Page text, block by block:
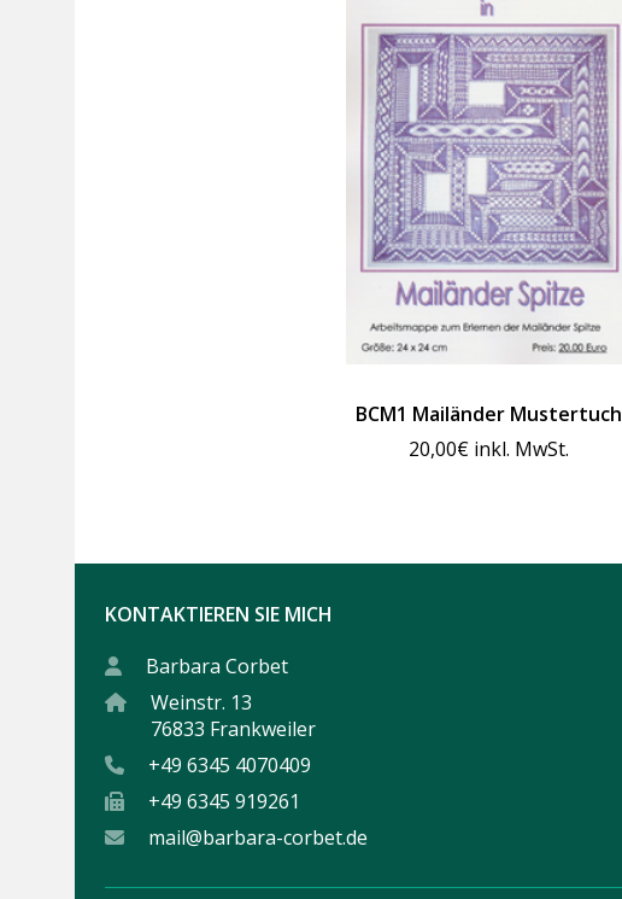
BCM1 Mailänder Mustertuch
20,00€ inkl. MwSt.
KONTAKTIEREN SIE MICH
Barbara Corbet
Weinstr. 13
76833 Frankweiler
+49 6345 4070409
+49 6345 919261
mail@barbara-corbet.de